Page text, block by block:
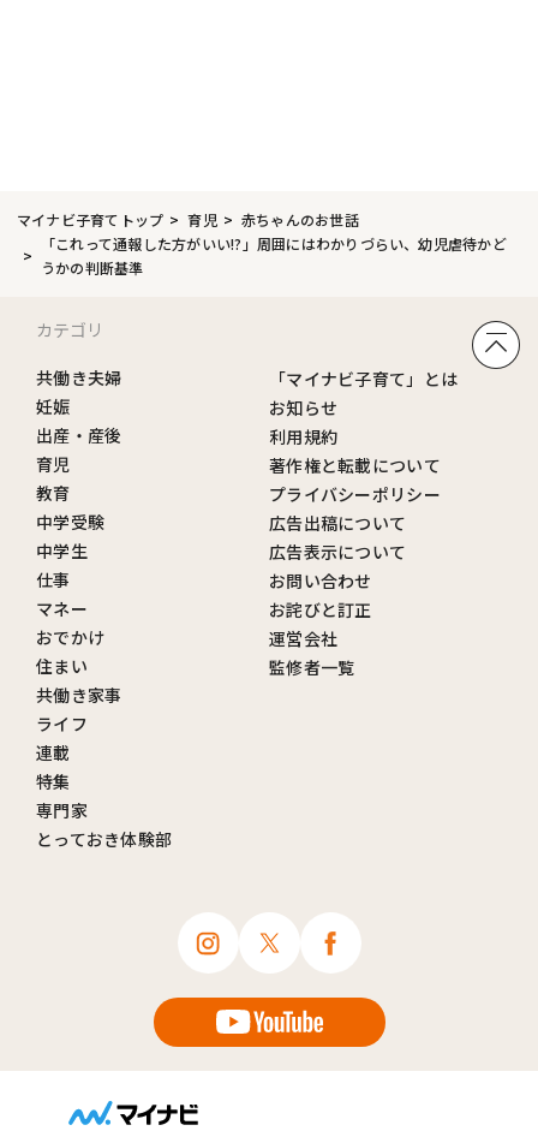
マイナビ子育てトップ 育児
赤ちゃんのお世話
「これって通報した方がいい!?」周囲にはわかりづらい、幼児虐待かど
うかの判断基準
カテゴリ
共働き夫婦
妊娠
出産・産後
育児
教育
中学受験
中学生
仕事
マネー
おでかけ
住まい
共働き家事
ライフ
連載
特集
専門家
とっておき体験部
「マイナビ子育て」とは
お知らせ
利用規約
著作権と転載について
プライバシーポリシー
広告出稿について
広告表示について
お問い合わせ
お詫びと訂正
運営会社
監修者一覧